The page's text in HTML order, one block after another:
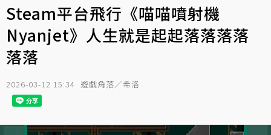
Steam平台飛行《喵喵噴射機
Nyanjet》人生就是起起落落落落
落落
2026-03-12 15:34 遊戲角落／希洛